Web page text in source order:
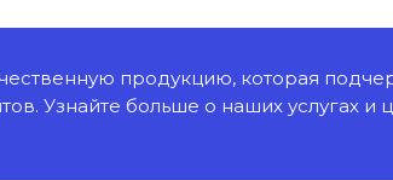
продукцию, которая
Узнайте больше о наших услугах и